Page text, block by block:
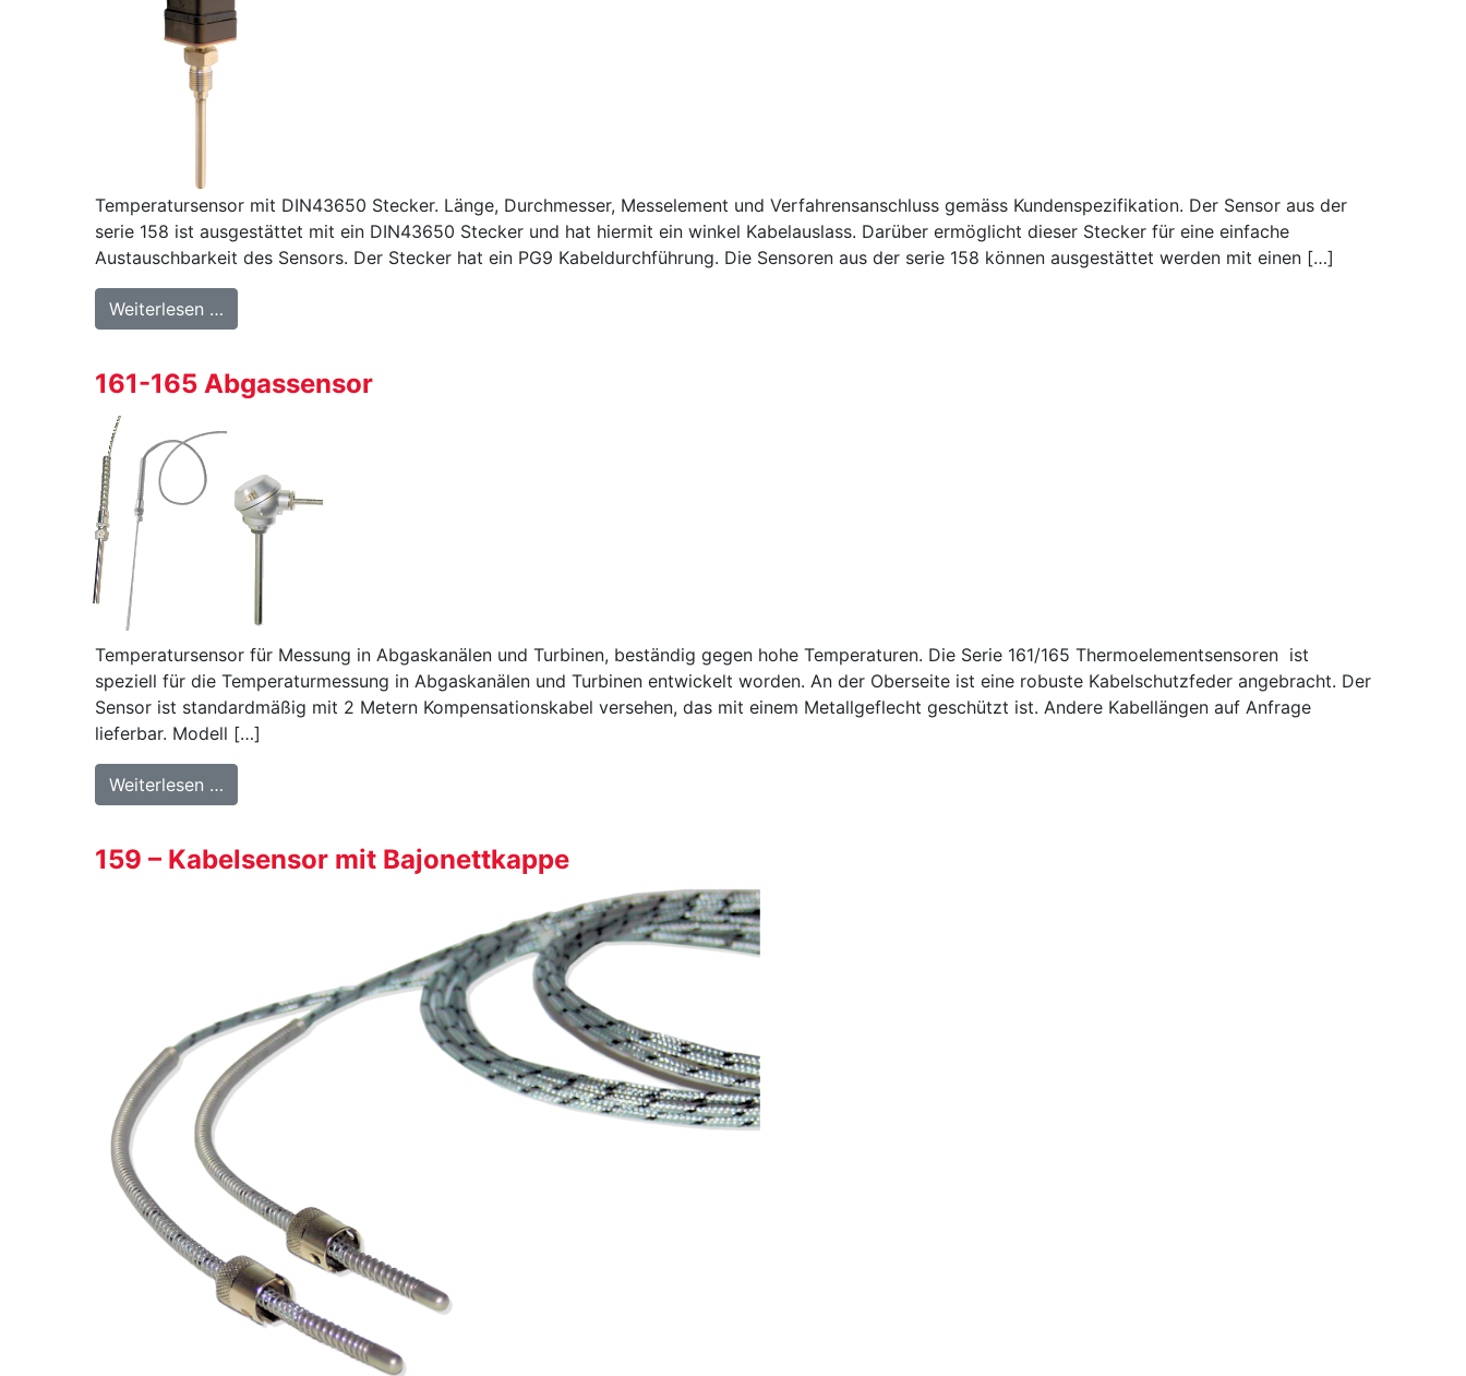
Temperatursensor mit DIN43650 Stecker. Länge, Durchmesser, Messelement und Verfahrensanschluss gemäss Kundenspezifikation. Der Sensor aus der
serie 158 ist ausgestättet mit ein DIN43650 Stecker und hat hiermit ein winkel Kabelauslass. Darüber ermöglicht dieser Stecker für eine einfache
Austauschbarkeit des Sensors. Der Stecker hat ein PG9 Kabeldurchführung. Die Sensoren aus der serie 158 können ausgestättet werden mit einen […]
Weiterlesen …
161-165 Abgassensor
Temperatursensor für Messung in Abgaskanälen und Turbinen, beständig gegen hohe Temperaturen. Die Serie 161/165 Thermoelementsensoren ist
speziell für die Temperaturmessung in Abgaskanälen und Turbinen entwickelt worden. An der Oberseite ist eine robuste Kabelschutzfeder angebracht. Der
Sensor ist standardmäßig mit 2 Metern Kompensationskabel versehen, das mit einem Metallgeflecht geschützt ist. Andere Kabellängen auf Anfrage
lieferbar. Modell […]
Weiterlesen …
159 – Kabelsensor mit Bajonettkappe